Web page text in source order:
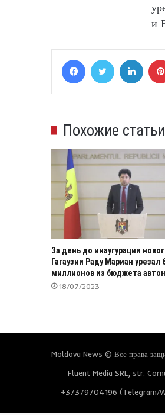
и
FacebookTwitter
Похожие статьи
За день до инаугурации
Гагаузии Раду Мариан урезал
миллионов из бюджета
18/07/2023
Moldova News © Все права
Fluent Media SRL, str.
+37379704196 (Telegram/